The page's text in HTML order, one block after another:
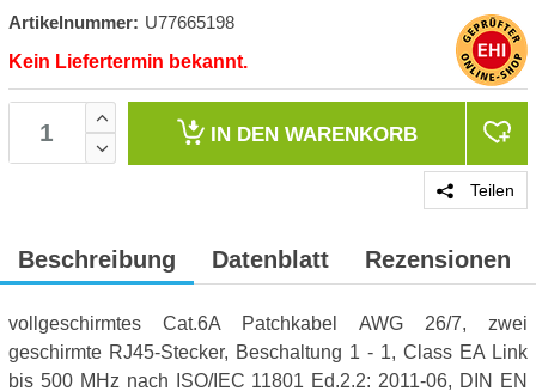
Artikelnummer: U77665198
Kein Liefertermin bekannt.
IN DEN WARENKORB
Teilen
Beschreibung Datenblatt Rezensionen
vollgeschirmtes Cat.6A Patchkabel AWG 26/7, zwei
geschirmte RJ45-Stecker, Beschaltung 1 - 1, Class EA Link
bis 500 MHz nach ISO/IEC 11801 Ed.2.2: 2011-06, DIN EN